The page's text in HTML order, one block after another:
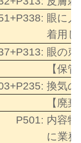
眼に
着用
眼の
【保
換気
【廃
P501: 内容
に業